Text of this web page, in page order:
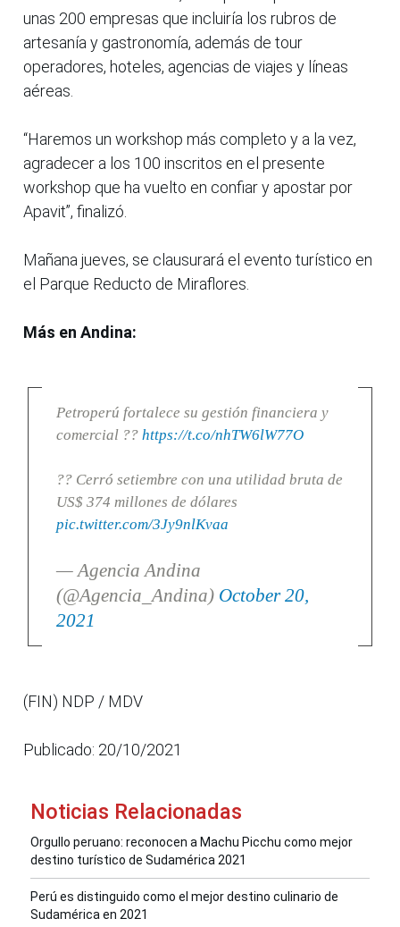
unas 200 empresas que incluiría los rubros de
artesanía y gastronomía, además de tour
operadores, hoteles, agencias de viajes y líneas
aéreas.
“Haremos un workshop más completo y a la vez,
agradecer a los 100 inscritos en el presente
workshop que ha vuelto en confiar y apostar por
Apavit”, finalizó.
Mañana jueves, se clausurará el evento turístico en
el Parque Reducto de Miraflores.
Más en Andina:
Petroperú fortalece su gestión financiera y
comercial ?? https://t.co/nhTW6lW77O
?? Cerró setiembre con una utilidad bruta de
US$ 374 millones de dólares
pic.twitter.com/3Jy9nlKvaa
— Agencia Andina
(@Agencia_Andina) October 20,
2021
(FIN) NDP / MDV
Publicado: 20/10/2021
Noticias Relacionadas
Orgullo peruano: reconocen a Machu Picchu como mejor
destino turístico de Sudamérica 2021
Perú es distinguido como el mejor destino culinario de
Sudamérica en 2021